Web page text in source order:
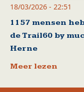
18/03/2026 - 22:51
1157 mensen
de Trail60 by
Herne
Meer lezen